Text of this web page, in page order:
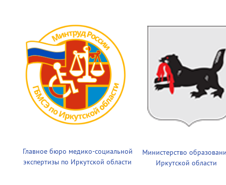
Главное бюро медико-социальной
экспертизы по Иркутской области
Министерство
Иркутской области